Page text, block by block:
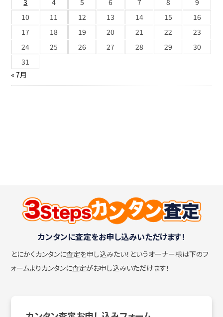
10
11 12 13 14 15
16
17
18 19 20 21 22
23
24
25 26 27 28 29
30
31
« 7月
カンタンに査定をお申し込みいただけます！
とにかくカンタンに査定を申し込みたい！ というオーナー様は下のフ
ォームよりカンタンに査定がお申し込みいただけます！